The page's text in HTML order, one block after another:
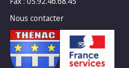
Nous contacter